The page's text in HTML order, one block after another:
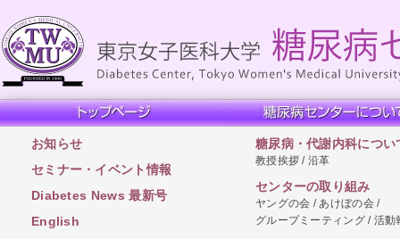
お知らせ
セミナー・イベント情報
Diabetes News 最新号
English
糖尿病・代謝内科につい
教授挨拶 / 沿革
センターの取り組み
ヤングの会 / あけぼの会 /
グループミーティング / 活動